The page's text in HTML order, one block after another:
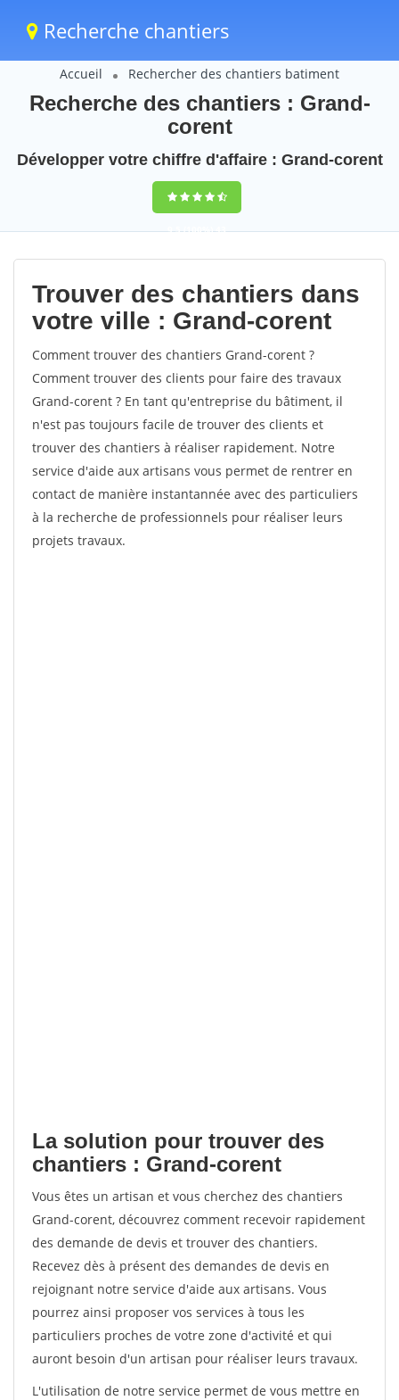
Recherche chantiers
Accueil Rechercher des chantiers batiment
Recherche des chantiers : Grand-
corent
Développer votre chiffre d'affaire : Grand-corent
9,5(100%)43
votes
Trouver des chantiers dans
votre ville : Grand-corent
Comment trouver des chantiers Grand-corent ?
Comment trouver des clients pour faire des travaux
Grand-corent ? En tant qu'entreprise du bâtiment, il
n'est pas toujours facile de trouver des clients et
trouver des chantiers à réaliser rapidement. Notre
service d'aide aux artisans vous permet de rentrer en
contact de manière instantannée avec des particuliers
à la recherche de professionnels pour réaliser leurs
projets travaux.
La solution pour trouver des
chantiers : Grand-corent
Vous êtes un artisan et vous cherchez des chantiers
Grand-corent, découvrez comment recevoir rapidement
des demande de devis et trouver des chantiers.
Recevez dès à présent des demandes de devis en
rejoignant notre service d'aide aux artisans. Vous
pourrez ainsi proposer vos services à tous les
particuliers proches de votre zone d'activité et qui
auront besoin d'un artisan pour réaliser leurs travaux.
L'utilisation de notre service permet de vous mettre en